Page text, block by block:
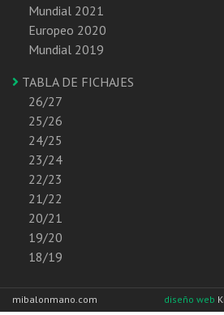
Mundial 2021
Europeo 2020
Mundial 2019
TABLA DE FICHAJES
26/27
25/26
24/25
23/24
22/23
21/22
20/21
19/20
18/19
mibalonmano.com diseño web